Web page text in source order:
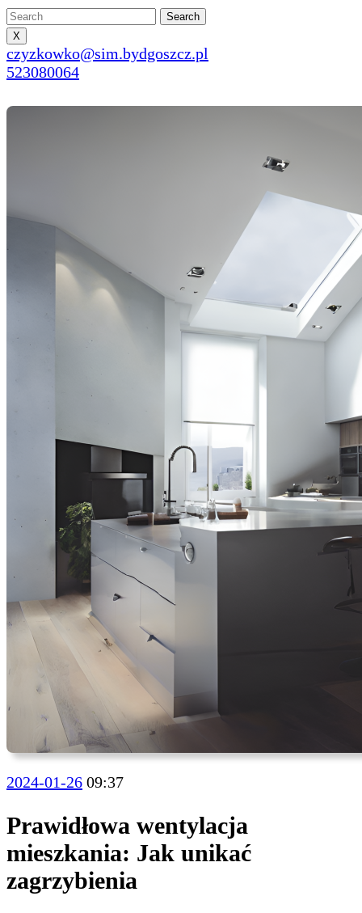
Search
Search
X
czyzkowko@sim.bydgoszcz.pl
523080064523080064
2024-01-262024-
26
09:37
Prawidłowa wentylacja
mieszkania: Jak unikać
zagrzybienia